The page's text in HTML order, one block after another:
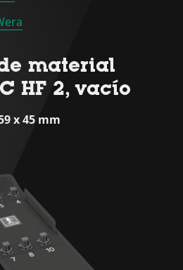
material
HF 2, vacío
x 45 mm